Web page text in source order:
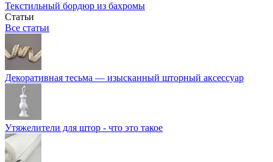
Текстильный бордюр из бахромы
Статьи
Все статьи
Декоративная тесьма — изысканный шторный аксессуар
Утяжелители для штор - что это такое